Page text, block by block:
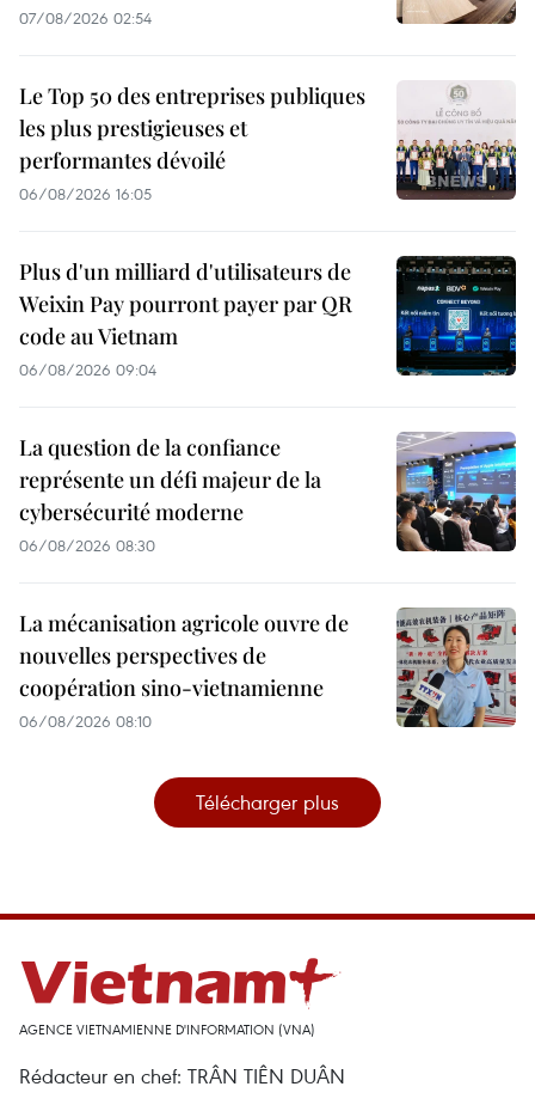
07/08/2026 02:54
Le Top 50 des entreprises publiques
les plus prestigieuses et
performantes dévoilé
06/08/2026 16:05
Plus d'un milliard d'utilisateurs de
Weixin Pay pourront payer par QR
code au Vietnam
06/08/2026 09:04
La question de la confiance
représente un défi majeur de la
cybersécurité moderne
06/08/2026 08:30
La mécanisation agricole ouvre de
nouvelles perspectives de
coopération sino-vietnamienne
06/08/2026 08:10
Télécharger plus
AGENCE VIETNAMIENNE D'INFORMATION (VNA)
Rédacteur en chef: TRÂN TIÊN DUÂN